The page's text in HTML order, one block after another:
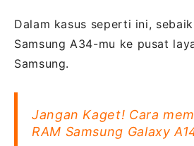
Dalam kasus seperti ini,
Samsung A34-mu ke pusat
Samsung.
Jangan Kaget! Cara
RAM Samsung Galaxy